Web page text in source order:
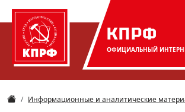
КПРФ
ОФИЦИАЛЬНЫЙ
Информационные и аналитические